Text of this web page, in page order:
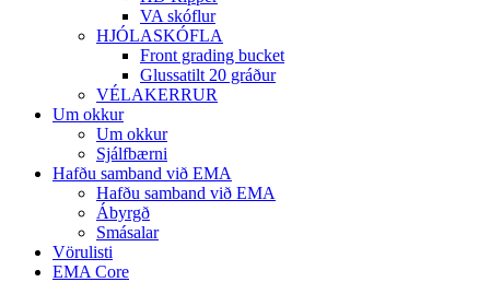
VA skóflur
HJÓLASKÓFLA
Front grading bucket
Glussatilt 20 gráður
VÉLAKERRUR
Um okkur
Um okkur
Sjálfbærni
Hafðu samband við EMA
Hafðu samband við EMA
Ábyrgð
Smásalar
Vörulisti
EMA Core